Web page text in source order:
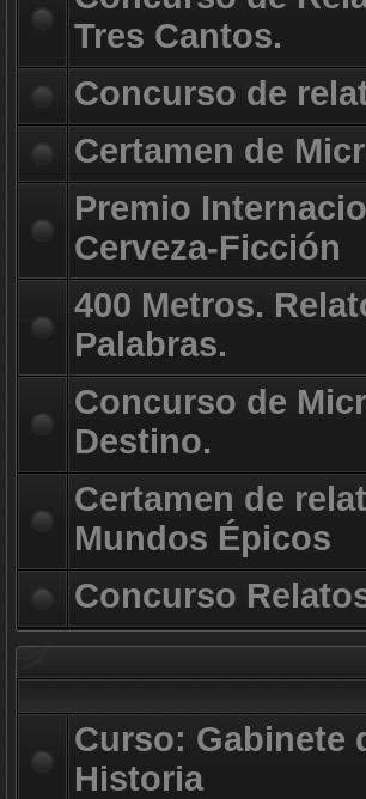
Tres Cantos.
Concurso de
Certamen de
Premio
Cerveza-Ficción
400 Metros.
Palabras.
Concurso de
Destino.
Certamen de
Mundos Épicos
Concurso
Curso: Gabinete
Historia